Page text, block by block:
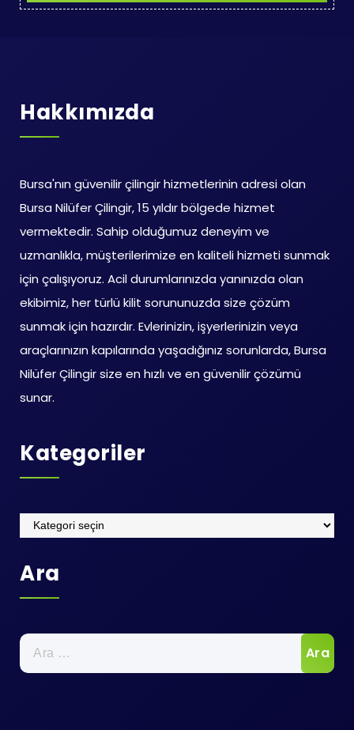
Hakkımızda
Bursa'nın güvenilir çilingir hizmetlerinin adresi olan
Bursa Nilüfer Çilingir, 15 yıldır bölgede hizmet
vermektedir. Sahip olduğumuz deneyim ve
uzmanlıkla, müşterilerimize en kaliteli hizmeti sunmak
için çalışıyoruz. Acil durumlarınızda yanınızda olan
ekibimiz, her türlü kilit sorununuzda size çözüm
sunmak için hazırdır. Evlerinizin, işyerlerinizin veya
araçlarınızın kapılarında yaşadığınız sorunlarda, Bursa
Nilüfer Çilingir size en hızlı ve en güvenilir çözümü
sunar.
Kategoriler
Kategoriler
Ara
Arama: